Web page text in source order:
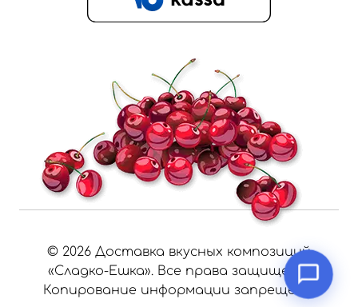
© 2026 Доставка вкусных композиций
«Сладко-Ешка». Все права защищены.
Копирование информации запрещено.